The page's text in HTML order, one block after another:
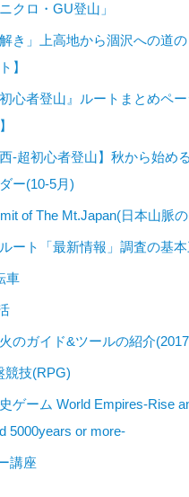
ニクロ・GU登山」
解き」上高地から涸沢への道
】
初心者登山』ルートまとめペ
西-超初心者登山】秋から始め
ー(10-5月)
of The Mt.Japan(日本山脈
ート「最新情報」調査の基
車
のガイド&ツールの紹介
競技(RPG)
ゲーム World Empires-Rise
5000years or more-
講座